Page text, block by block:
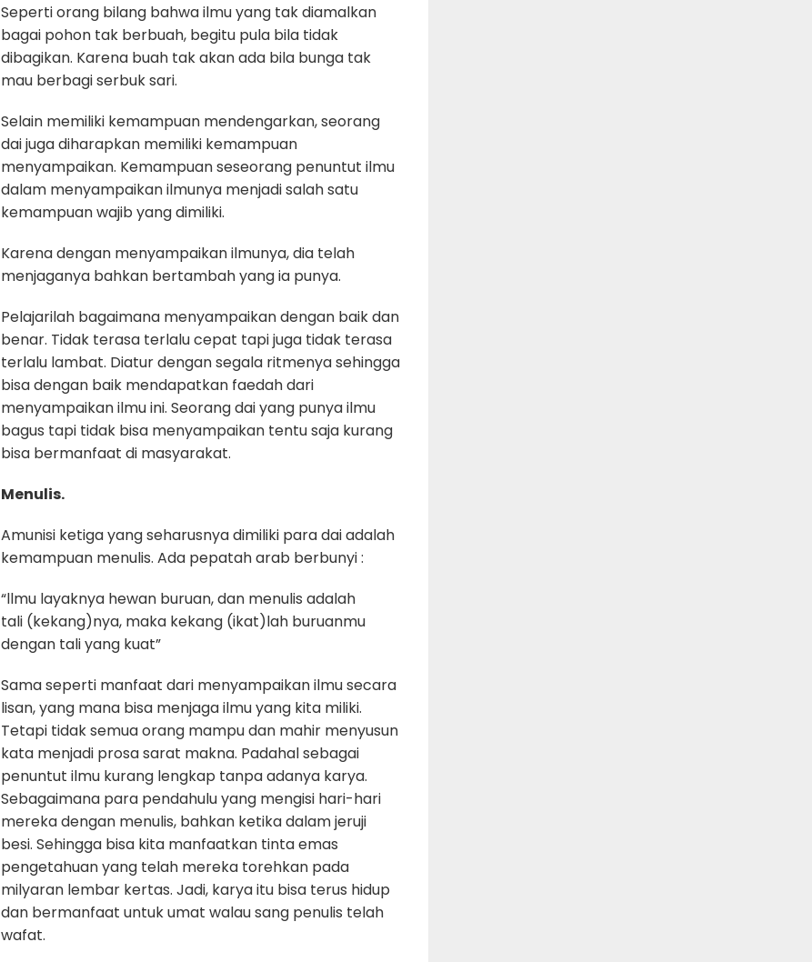
Seperti orang bilang bahwa ilmu yang tak diamalkan
bagai pohon tak berbuah, begitu pula bila tidak
dibagikan. Karena buah tak akan ada bila bunga tak
mau berbagi serbuk sari.
Selain memiliki kemampuan mendengarkan, seorang
dai juga diharapkan memiliki kemampuan
menyampaikan. Kemampuan seseorang penuntut ilmu
dalam menyampaikan ilmunya menjadi salah satu
kemampuan wajib yang dimiliki.
Karena dengan menyampaikan ilmunya, dia telah
menjaganya bahkan bertambah yang ia punya.
Pelajarilah bagaimana menyampaikan dengan baik dan
benar. Tidak terasa terlalu cepat tapi juga tidak terasa
terlalu lambat. Diatur dengan segala ritmenya sehingga
bisa dengan baik mendapatkan faedah dari
menyampaikan ilmu ini. Seorang dai yang punya ilmu
bagus tapi tidak bisa menyampaikan tentu saja kurang
bisa bermanfaat di masyarakat.
Menulis.
Amunisi ketiga yang seharusnya dimiliki para dai adalah
kemampuan menulis. Ada pepatah arab berbunyi :
“llmu layaknya hewan buruan, dan menulis adalah
tali (kekang)nya, maka kekang (ikat)lah buruanmu
dengan tali yang kuat”
Sama seperti manfaat dari menyampaikan ilmu secara
lisan, yang mana bisa menjaga ilmu yang kita miliki.
Tetapi tidak semua orang mampu dan mahir menyusun
kata menjadi prosa sarat makna. Padahal sebagai
penuntut ilmu kurang lengkap tanpa adanya karya.
Sebagaimana para pendahulu yang mengisi hari-hari
mereka dengan menulis, bahkan ketika dalam jeruji
besi. Sehingga bisa kita manfaatkan tinta emas
pengetahuan yang telah mereka torehkan pada
milyaran lembar kertas. Jadi, karya itu bisa terus hidup
dan bermanfaat untuk umat walau sang penulis telah
wafat.